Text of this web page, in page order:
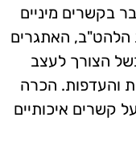
בקשרים מיניים
הלהט"ב, האתגרים
הצורך לעצב
והעדפות. הכרה
קשרים איכותיים